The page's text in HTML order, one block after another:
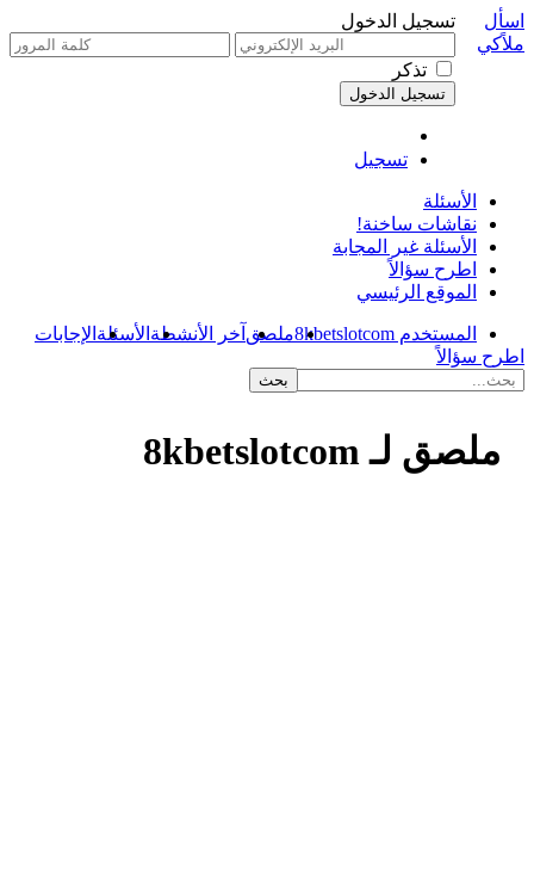
تسجيل الدخول
تذكر
تسجيل
اسأل
ملاًكي
الأسئلة
نقاشات ساخنة!
الأسئلة غير المجابة
اطرح سؤالاً
الموقع الرئيسي
المستخدم 8kbetslotcom ملصق آخر الأنشطة الأسئلة الإجابات
اطرح سؤالاً
ملصق لـ 8kbetslotcom